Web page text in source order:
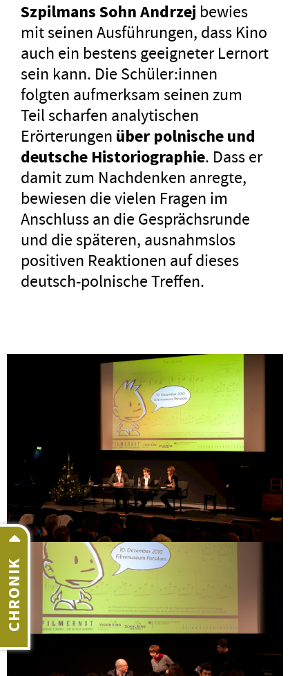
CHRONIK
Szpilmans Sohn Andrzej bewies
mit seinen Ausführungen, dass Kino
auch ein bestens geeigneter Lernort
sein kann. Die Schüler:innen
folgten aufmerksam seinen zum
Teil scharfen analytischen
Erörterungen über polnische und
deutsche Historiographie. Dass er
damit zum Nachdenken anregte,
bewiesen die vielen Fragen im
Anschluss an die Gesprächsrunde
und die späteren, ausnahmslos
positiven Reaktionen auf dieses
deutsch-polnische Treffen.